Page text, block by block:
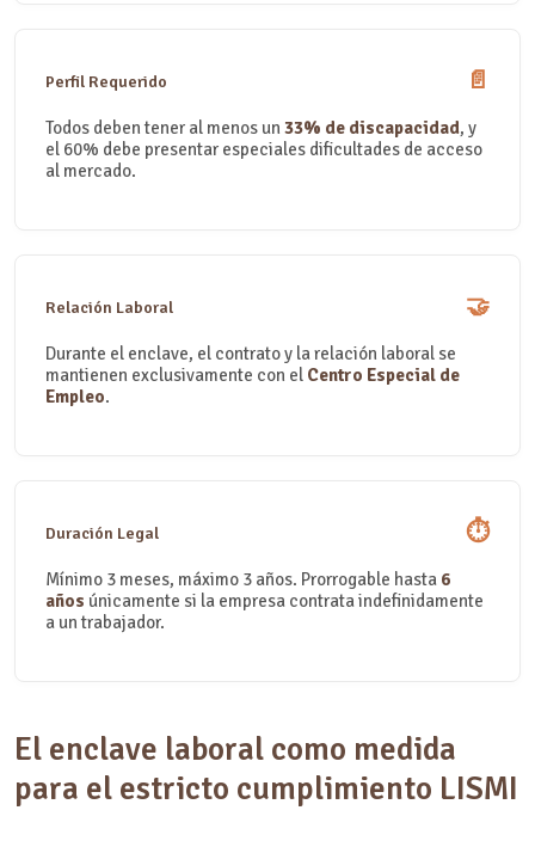
Perfil Requerido 📄
Todos deben tener al menos un 33% de discapacidad, y
el 60% debe presentar especiales dificultades de acceso
al mercado.
Relación Laboral 🤝
Durante el enclave, el contrato y la relación laboral se
mantienen exclusivamente con el Centro Especial de
Empleo.
Duración Legal ⏱
Mínimo 3 meses, máximo 3 años. Prorrogable hasta 6
años únicamente si la empresa contrata indefinidamente
a un trabajador.
El enclave laboral como medida
para el estricto cumplimiento LISMI